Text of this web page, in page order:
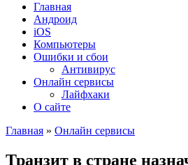
Главная
Андроид
iOS
Компьютеры
Ошибки и сбои
Антивирус
Онлайн сервисы
Лайфхаки
О сайте
Главная » Онлайн сервисы
Транзит в стране